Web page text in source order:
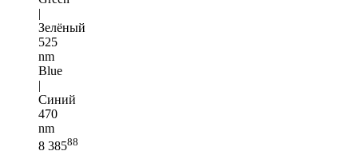
|
Зелёный
525
nm
Blue
|
Синий
470
nm
8 38588